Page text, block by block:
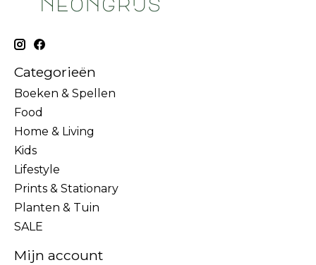
Categorieën
Boeken & Spellen
Food
Home & Living
Kids
Lifestyle
Prints & Stationary
Planten & Tuin
SALE
Mijn account